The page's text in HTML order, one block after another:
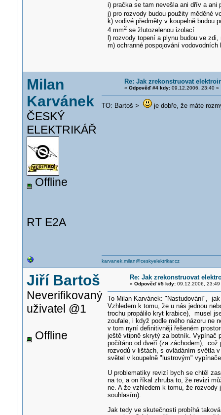
i) pračka se tam nevešla ani dřív a ani
j) pro rozvody budou použity měděné
k) vodivé předměty v koupelně budou
4 mm2se žlutozelenou izolací
l) rozvody topení a plynu budou ve
m) ochranné pospojování
Milan
Karvánek
ČESKÝ
ELEKTRIKÁŘ
Offline
RT E2A
Re: Jak zrekonstruovat
« Odpověď #4 kdy:09.12.2006, 23:40 »
TO: Bartoš > je dobře, že máte
karvanek.milan@ceskyelektrikar.cz
Jiří Bartoš
Neverifikovaný
uživatel @1
Offline
Re: Jak zrekonstruovat
« Odpověď #5 kdy:09.12.2006, 23:49
To Milan Karvánek: "Nastudování",
Vzhledem k tomu, že u nás jednou
trochu propálilo kryt krabice), musel
zoufale, i když podle mého názoru ne
v tom nyní definitivněji řešeném
ještě vtipně skrytý za botník. Vypínač
počítáno od dveří (za záchodem), což
rozvodů v lištách, s ovládáním světla
světel v koupelně "lustrovým"
U problematiky revizí bych se chtěl
na to, a on říkal zhruba to, že revizi
ne. A že vzhledem k tomu, že
souhlasím).
Jak tedy ve skutečnosti probíhá